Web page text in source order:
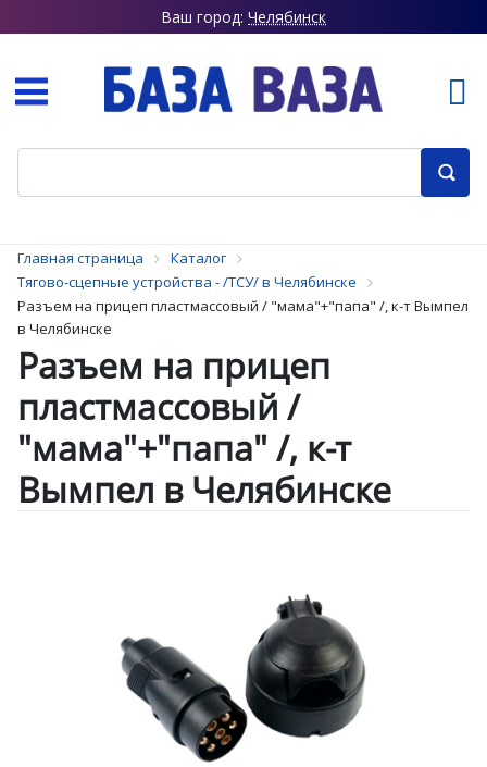
Ваш город: Челябинск
Главная страница
Каталог
Тягово-сцепные устройства - /ТСУ/ в Челябинске
Разъем на прицеп пластмассовый / "мама"+"папа" /, к-т Вымпел
в Челябинске
Разъем на прицеп
пластмассовый /
"мама"+"папа" /, к-т
Вымпел в Челябинске